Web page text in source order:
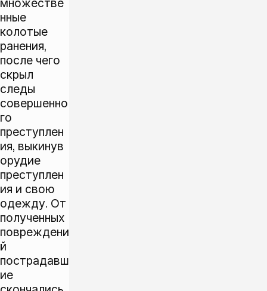
множестве
нные
колотые
ранения,
после чего
скрыл
следы
совершенно
го
преступлен
ия, выкинув
орудие
преступлен
ия и свою
одежду. От
полученных
повреждени
й
пострадавш
ие